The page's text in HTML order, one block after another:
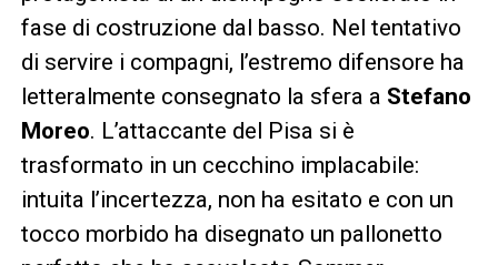
fase di costruzione dal basso. Nel tentativo
di servire i compagni, l’estremo difensore ha
letteralmente consegnato la sfera a Stefano
Moreo. L’attaccante del Pisa si è
trasformato in un cecchino implacabile:
intuita l’incertezza, non ha esitato e con un
tocco morbido ha disegnato un pallonetto